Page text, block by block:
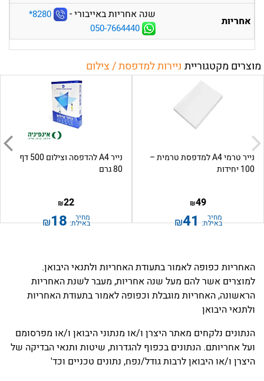
אחריות
שנה אחריות באייבורי -
‎*8280
050-7664440
מוצרים מקטגוריית ניירות למדפסת / צילום
נייר טרמי A4 למדפסת טרמית –
100 יחידות
49
₪
מחיר
באילת: 41
₪
נייר A4 להדפסה וצילום 500 דף
80 גרם
22
₪
מחיר
באילת: 18
₪
האחריות כפופה לאמור בתעודת האחריות ולתנאי היבואן.
למוצרים אשר להם מעל שנה אחריות, מעבר לשנת האחריות
הראשונה, האחריות מוגבלת וכפופה לאמור בתעודת האחריות
ולתנאי היבואן
הנתונים נלקחים מאתר היצרן ו/או מנתוני היבואן ו/או מפרסומם
ועל אחריותם. הנתונים בכפוף להגדרות, שיטות ותנאי הבדיקה של
היצרן ו/או היבואן לרבות גודל/נפח, נתונים טכניים וכד'